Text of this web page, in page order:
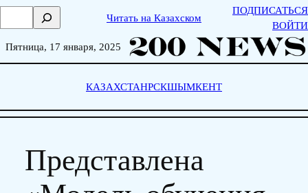
Skip
о
Читать на Казахском
ПОДПИСАТЬСЯ
ВОЙТИ
Пятница, 17 января, 2025
КАЗАХСТАНРСКШЫМКЕНТ
Представлена